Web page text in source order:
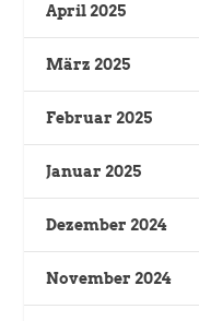
April 2025
März 2025
Februar 2025
Januar 2025
Dezember 2024
November 2024